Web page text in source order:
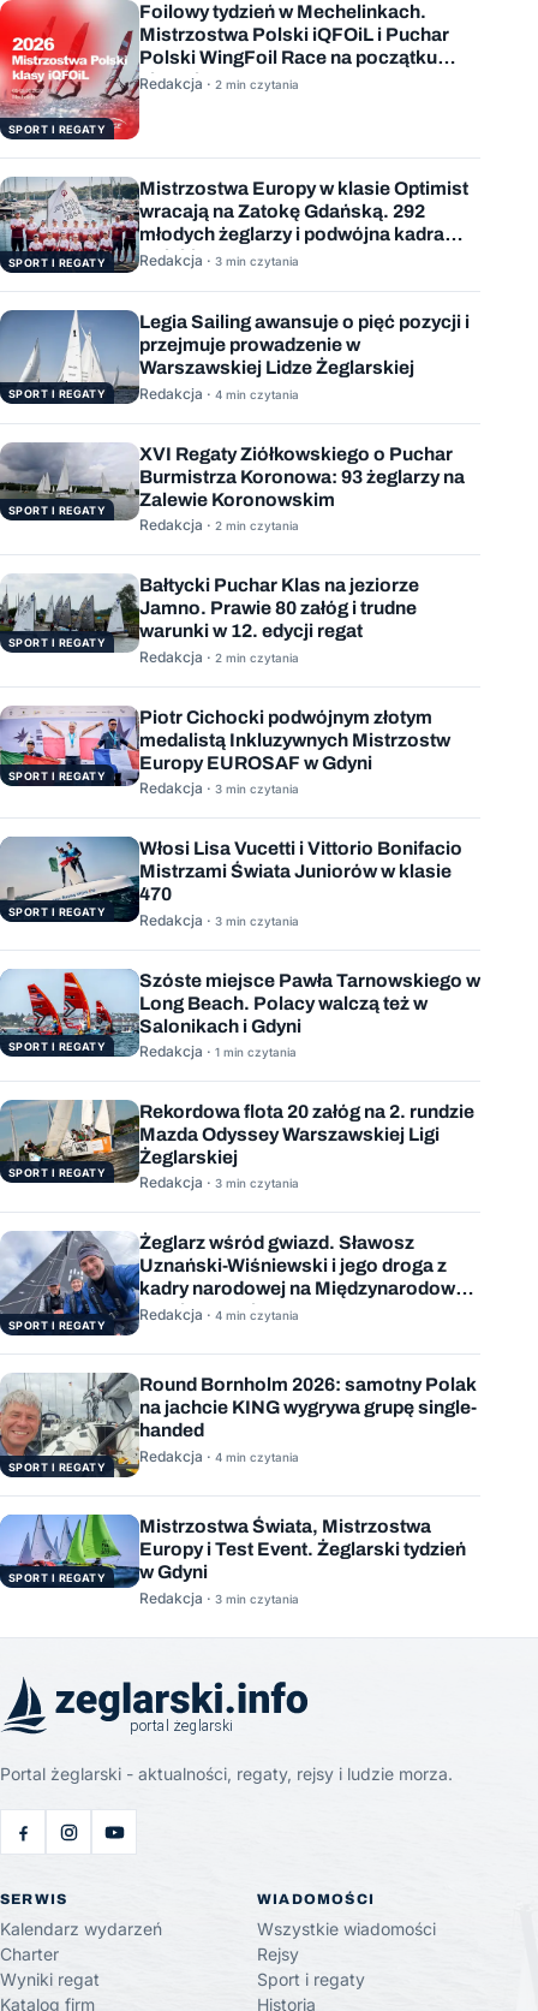
SPORT I REGATY
Foilowy tydzień w Mechelinkach.
Mistrzostwa Polski iQFOiL i Puchar
Polski WingFoil Race na początku
sierpnia
Redakcja · 2 min czytania
SPORT I REGATY
Mistrzostwa Europy w klasie Optimist
wracają na Zatokę Gdańską. 292
młodych żeglarzy i podwójna kadra
Polski
Redakcja · 3 min czytania
SPORT I REGATY
Legia Sailing awansuje o pięć pozycji i
przejmuje prowadzenie w
Warszawskiej Lidze Żeglarskiej
Redakcja · 4 min czytania
SPORT I REGATY
XVI Regaty Ziółkowskiego o Puchar
Burmistrza Koronowa: 93 żeglarzy na
Zalewie Koronowskim
Redakcja · 2 min czytania
SPORT I REGATY
Bałtycki Puchar Klas na jeziorze
Jamno. Prawie 80 załóg i trudne
warunki w 12. edycji regat
Redakcja · 2 min czytania
SPORT I REGATY
Piotr Cichocki podwójnym złotym
medalistą Inkluzywnych Mistrzostw
Europy EUROSAF w Gdyni
Redakcja · 3 min czytania
SPORT I REGATY
Włosi Lisa Vucetti i Vittorio Bonifacio
Mistrzami Świata Juniorów w klasie
470
Redakcja · 3 min czytania
SPORT I REGATY
Szóste miejsce Pawła Tarnowskiego w
Long Beach. Polacy walczą też w
Salonikach i Gdyni
Redakcja · 1 min czytania
SPORT I REGATY
Rekordowa flota 20 załóg na 2. rundzie
Mazda Odyssey Warszawskiej Ligi
Żeglarskiej
Redakcja · 3 min czytania
SPORT I REGATY
Żeglarz wśród gwiazd. Sławosz
Uznański-Wiśniewski i jego droga z
kadry narodowej na Międzynarodową
Stację Kosmiczną
Redakcja · 4 min czytania
SPORT I REGATY
Round Bornholm 2026: samotny Polak
na jachcie KING wygrywa grupę single-
handed
Redakcja · 4 min czytania
SPORT I REGATY
Mistrzostwa Świata, Mistrzostwa
Europy i Test Event. Żeglarski tydzień
w Gdyni
Redakcja · 3 min czytania
Portal żeglarski - aktualności, regaty, rejsy i ludzie morza.
SERWIS
Kalendarz wydarzeń
Charter
Wyniki regat
Katalog firm
WIADOMOŚCI
Wszystkie wiadomości
Rejsy
Sport i regaty
Historia